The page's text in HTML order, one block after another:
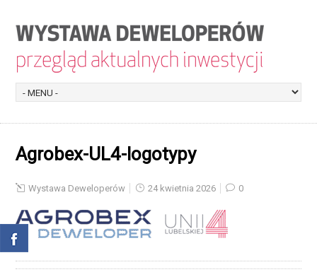
Agrobex-UL4-logotypy
Wystawa Deweloperów 24 kwietnia 2026 0